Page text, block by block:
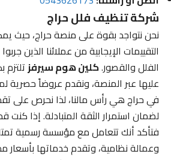
شركة تنظيف فلل حراج
نحن نتواجد بقوة على منصة حراج، حيث
التقييمات الإيجابية من عملائنا الذين
الفلل والقصور.كلين هوم سيرفزتلتزم
عليها عبر المنصة، ونقدم عروضاً حصرية
في حراج هي رأس مالنا، لذا نحرص على
لضمان استمرار الثقة المتبادلة. إذا كنت قد
فتأكد أنك تتعامل مع مؤسسة رسمية
وعمالة نظامية، وتقدم خدماتها بأسعار